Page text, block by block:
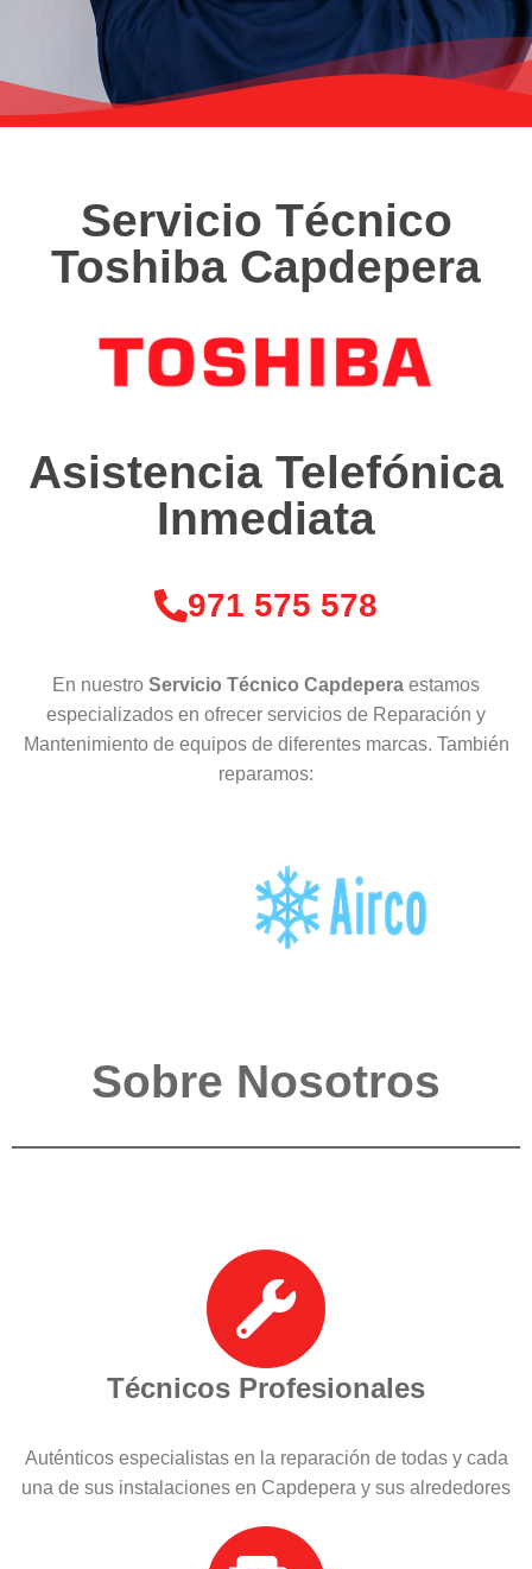
Servicio Técnico
Toshiba Capdepera
Asistencia Telefónica
Inmediata
971 575 578
En nuestro Servicio Técnico Capdepera estamos
especializados en ofrecer servicios de Reparación y
Mantenimiento de equipos de diferentes marcas. También
reparamos:
Sobre Nosotros
Técnicos Profesionales
Auténticos especialistas en la reparación de todas y cada
una de sus instalaciones en Capdepera y sus alrededores